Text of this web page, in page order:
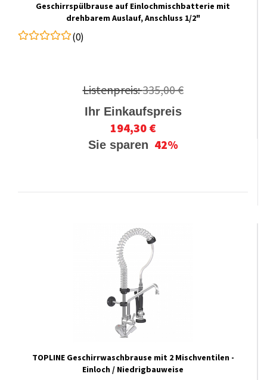
Geschirrspülbrause auf Einlochmischbatterie mit
drehbarem Auslauf, Anschluss 1/2"
(0)
Listenpreis:335,00 €
Ihr Einkaufspreis
194,30 €
Sie sparen 42%
TOPLINE Geschirrwaschbrause mit 2 Mischventilen -
Einloch / Niedrigbauweise